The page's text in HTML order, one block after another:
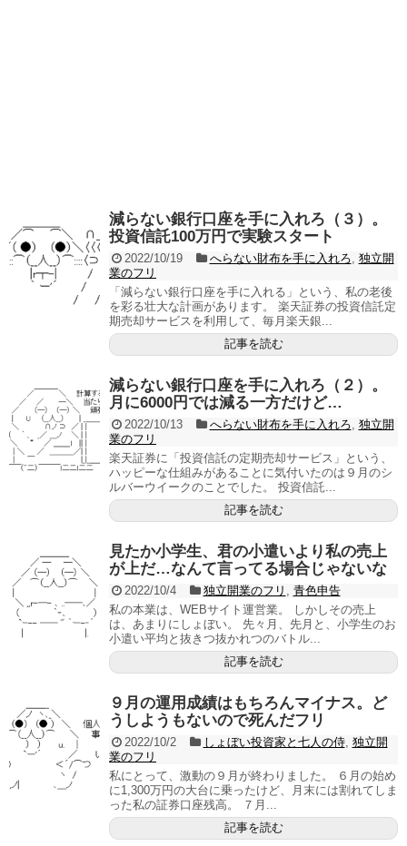
減らない銀行口座を手に入れろ（３）。
投資信託100万円で実験スタート
2022/10/19 へらない財布を手に入れろ, 独立開
業のフリ
「減らない銀行口座を手に入れる」という、私の老後
を彩る壮大な計画があります。 楽天証券の投資信託定
期売却サービスを利用して、毎月楽天銀...
記事を読む
減らない銀行口座を手に入れろ（２）。
月に6000円では減る一方だけど…
2022/10/13 へらない財布を手に入れろ, 独立開
業のフリ
楽天証券に「投資信託の定期売却サービス」という、
ハッピーな仕組みがあることに気付いたのは９月のシ
ルバーウイークのことでした。 投資信託...
記事を読む
見たか小学生、君の小遣いより私の売上
が上だ…なんて言ってる場合じゃないな
2022/10/4 独立開業のフリ , 青色申告
私の本業は、WEBサイト運営業。 しかしその売上
は、あまりにしょぼい。 先々月、先月と、小学生のお
小遣い平均と抜きつ抜かれつのバトル...
記事を読む
９月の運用成績はもちろんマイナス。ど
うしようもないので死んだフリ
2022/10/2 しょぼい投資家と七人の侍, 独立開
業のフリ
私にとって、激動の９月が終わりました。 ６月の始め
に1,300万円の大台に乗ったけど、月末には割れてしま
った私の証券口座残高。 ７月...
記事を読む